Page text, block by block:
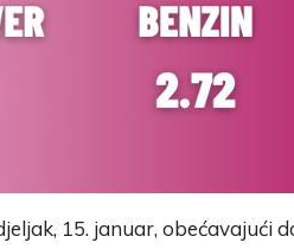
15. januar, obećavajući